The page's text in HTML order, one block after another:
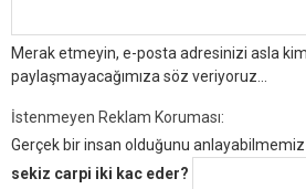
Merak etmeyin, e-posta adresinizi asla
paylaşmayacağımıza söz veriyoruz...
İstenmeyen Reklam Koruması:
Gerçek bir insan olduğunu anlayabilmemiz
sekiz carpi iki kac eder?